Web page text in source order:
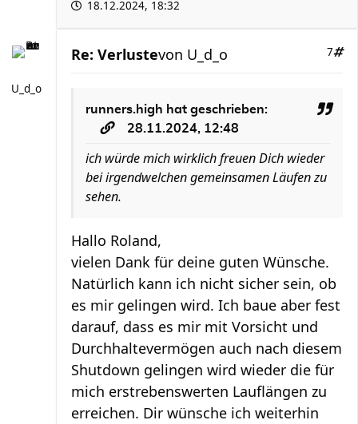
18.12.2024, 18:32
U_d_o
Re: Verluste 7
von U_d_o
runners.high hat geschrieben:
28.11.2024, 12:48
ich würde mich wirklich freuen Dich wieder
bei irgendwelchen gemeinsamen Läufen zu
sehen.
Hallo Roland,
vielen Dank für deine guten Wünsche.
Natürlich kann ich nicht sicher sein, ob
es mir gelingen wird. Ich baue aber fest
darauf, dass es mir mit Vorsicht und
Durchhaltevermögen auch nach diesem
Shutdown gelingen wird wieder die für
mich erstrebenswerten Lauflängen zu
erreichen. Dir wünsche ich weiterhin